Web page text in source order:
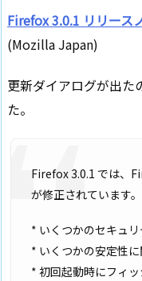
Firefox 3.0.1 リリース
(Mozilla Japan)
更新ダイアログが出た
た。
Firefox 3.0.1 では、
が修正されています。
* いくつかのセキュリ
* いくつかの安定性に
* 初回起動時にフィ